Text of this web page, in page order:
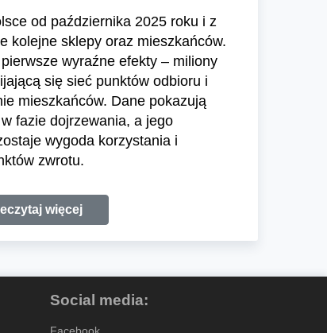
od października 2025 roku i z
kolejne sklepy oraz mieszkańców.
wyraźne efekty – miliony
się sieć punktów odbioru i
mieszkańców. Dane pokazują
fazie dojrzewania, a jego
wygoda korzystania i
zwrotu.
więcej
Social media: